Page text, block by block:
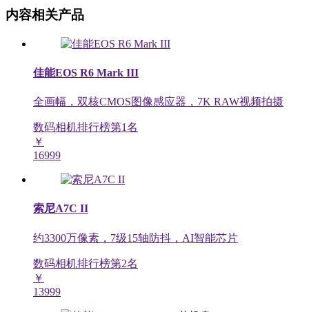
内容相关产品
佳能EOS R6 Mark III
全画幅，双核CMOS图像感应器，7K RAW视频拍摄
数码相机排行榜第1名
￥
16999
索尼A7C II
约3300万像素，7级15轴防抖，AI智能芯片
数码相机排行榜第2名
￥
13999